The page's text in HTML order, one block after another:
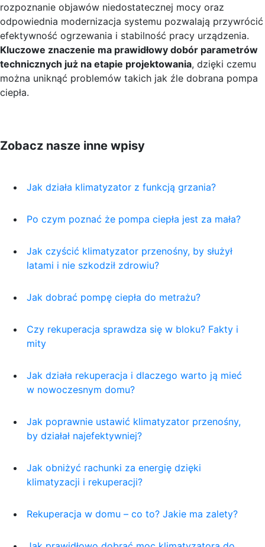
rozpoznanie objawów niedostatecznej mocy oraz
odpowiednia modernizacja systemu pozwalają przywrócić
efektywność ogrzewania i stabilność pracy urządzenia.
Kluczowe znaczenie ma prawidłowy dobór parametrów
technicznych już na etapie projektowania, dzięki czemu
można uniknąć problemów takich jak źle dobrana pompa
ciepła.
Zobacz nasze inne wpisy
Jak działa klimatyzator z funkcją grzania?
Po czym poznać że pompa ciepła jest za mała?
Jak czyścić klimatyzator przenośny, by służył
latami i nie szkodził zdrowiu?
Jak dobrać pompę ciepła do metrażu?
Czy rekuperacja sprawdza się w bloku? Fakty i
mity
Jak działa rekuperacja i dlaczego warto ją mieć
w nowoczesnym domu?
Jak poprawnie ustawić klimatyzator przenośny,
by działał najefektywniej?
Jak obniżyć rachunki za energię dzięki
klimatyzacji i rekuperacji?
Rekuperacja w domu – co to? Jakie ma zalety?